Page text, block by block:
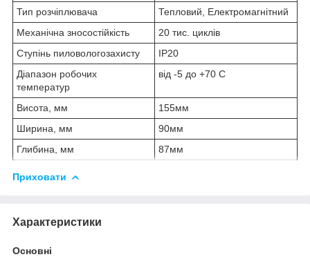
Тип розчіплювача
Тепловий, Електромагнітний
Механічна зносостійкість
20 тис. циклів
Ступінь пиловологозахисту
IP20
Діапазон робочих
температур
від -5 до +70 С
Висота, мм
155мм
Ширина, мм
90мм
Глибина, мм
87мм
Приховати
Характеристики
Основні